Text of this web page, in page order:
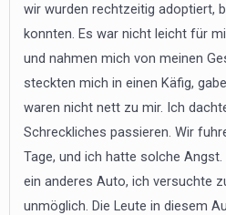
wir wurden rechtzeitig adoptiert,
konnten. Es war nicht leicht für
und nahmen mich von meinen
steckten mich in einen Käfig,
waren nicht nett zu mir. Ich
Schreckliches passieren. Wir
Tage, und ich hatte solche
ein anderes Auto, ich versuchte
unmöglich. Die Leute in diesem